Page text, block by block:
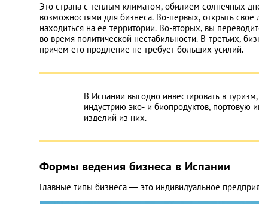
Португалия
Россия
Словения
Таиланд
Это страна с теплым климатом, обилием солнечных
возможностями для бизнеса. Во-первых, открыть
находиться на ее территории. Во-вторых, вы
во время политической нестабильности. В-третьих,
причем его продление не требует больших усилий.
В Испании выгодно инвестировать в
индустрию эко- и биопродуктов, портовую
изделий из них.
Формы ведения бизнеса в Испании
Главные типы бизнеса ― это индивидуальное